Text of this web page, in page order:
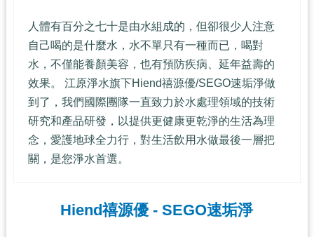
人體有百分之七十是由水組成的，但卻很少人注意
自己喝的是什麼水，水不單只有一種而已，喝對
水，不僅能養顏美容，也有預防疾病、延年益壽的
效果。 江原淨水旗下Hiend禧源優/SEGO速垢淨做
到了，我們國際團隊一直致力於水處理領域的技術
研究和產品研發，以提供更健康更乾淨的生活為理
念，愛護地球全力行，對生活飲用水做最後一層把
關，是您淨水首選。
Hiend禧源優 - SEGO速垢淨